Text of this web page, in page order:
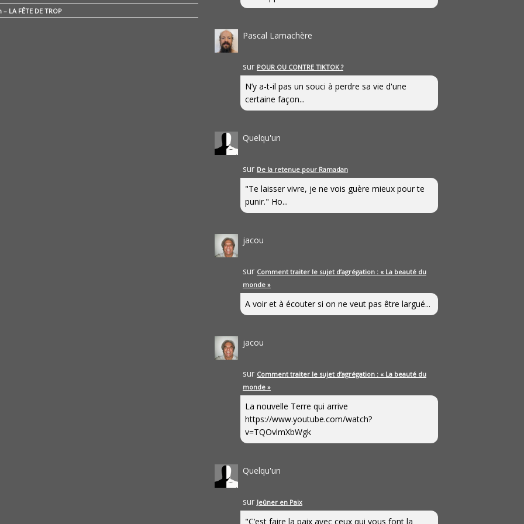
LA FÊTE DE TROP
Pascal Lamachère
sur POUR OU CONTRE TIKTOK ?
N’y a-t-il pas un souci à perdre sa vie d'une
certaine façon...
Quelqu'un
sur De la retenue pour Ramadan
"Te laisser vivre, je ne vois guère mieux pour te
punir." Ho...
jacou
sur Comment traiter le sujet d’agrégation : « La beauté du
monde »
A voir et à écouter si on ne veut pas être largué...
jacou
sur Comment traiter le sujet d’agrégation : « La beauté du
monde »
La nouvelle Terre qui arrive
https://www.youtube.com/watch?
v=TQOvlmXbWgk
Quelqu'un
sur Jeûner en Paix
"C’est faire la paix avec ceux qui vous font la